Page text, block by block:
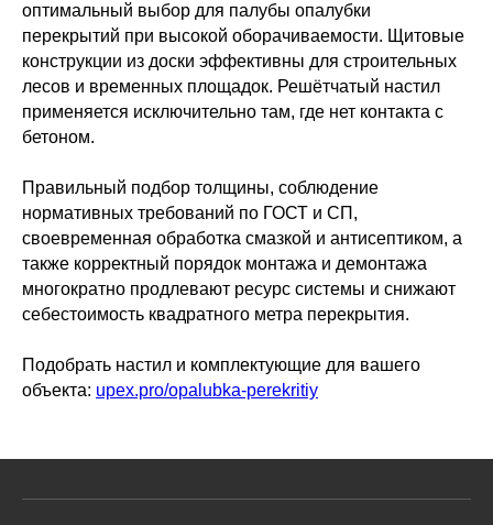
оптимальный выбор для палубы опалубки
перекрытий при высокой оборачиваемости. Щитовые
конструкции из доски эффективны для строительных
лесов и временных площадок. Решётчатый настил
применяется исключительно там, где нет контакта с
бетоном.
Правильный подбор толщины, соблюдение
нормативных требований по ГОСТ и СП,
своевременная обработка смазкой и антисептиком, а
также корректный порядок монтажа и демонтажа
многократно продлевают ресурс системы и снижают
себестоимость квадратного метра перекрытия.
Подобрать настил и комплектующие для вашего
объекта: upex.pro/opalubka-perekritiy